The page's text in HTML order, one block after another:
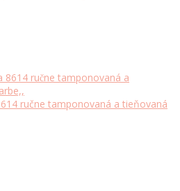
ručne tamponovaná a tieňovaná